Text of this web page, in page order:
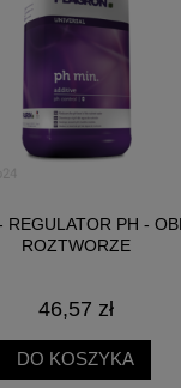
REGULATOR PH -
ROZTWORZE
46,57 zł
DO KOSZYKA